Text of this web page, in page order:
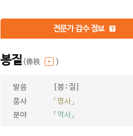
전문가 감수 정보
봉질(俸秩 )
발음 [봉ː질]
품사
「명사」
분야
『역사』